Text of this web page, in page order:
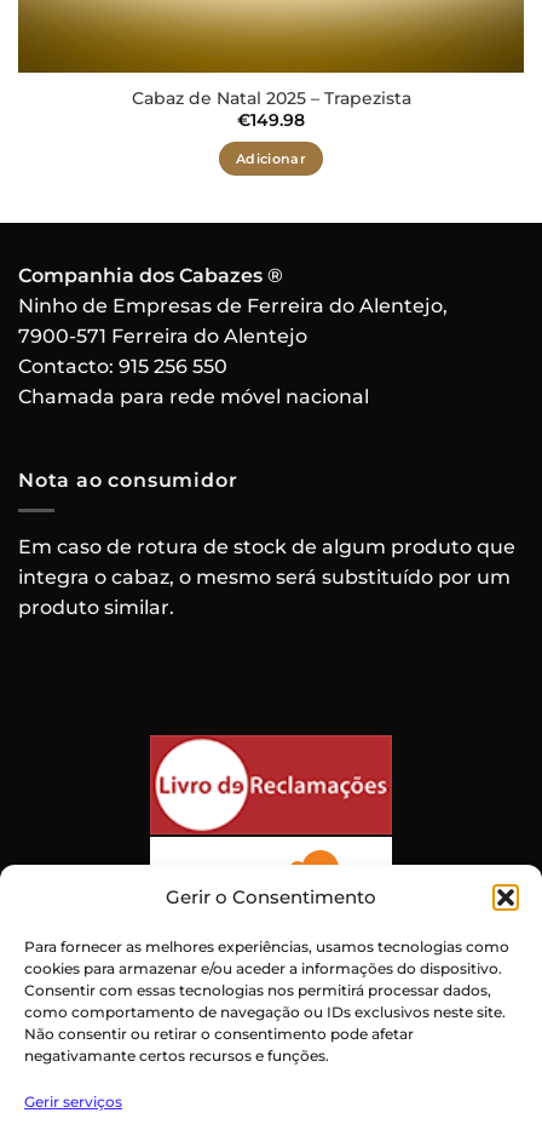
Gerir o Consentimento
Para fornecer as melhores experiências, usamos tecnologias como
cookies para armazenar e/ou aceder a informações do dispositivo.
Consentir com essas tecnologias nos permitirá processar dados,
como comportamento de navegação ou IDs exclusivos neste site.
Não consentir ou retirar o consentimento pode afetar
negativamante certos recursos e funções.
Gerir serviços
Cabaz de Natal 2025 – Trapezista
€149.98
Adicionar
Companhia dos Cabazes ®
Ninho de Empresas de Ferreira do Alentejo,
7900-571 Ferreira do Alentejo
Contacto: 915 256 550
Chamada para rede móvel nacional
Nota ao consumidor
Em caso de rotura de stock de algum produto que
integra o cabaz, o mesmo será substituído por um
produto similar.